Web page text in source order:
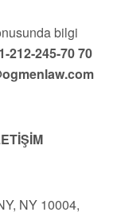
bilgi
212-245-70 70
NY 10004,